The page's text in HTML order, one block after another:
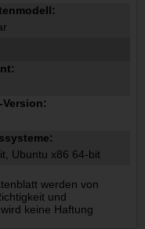
Ubuntu x86 64-bit
werden von
und
keine Haftung